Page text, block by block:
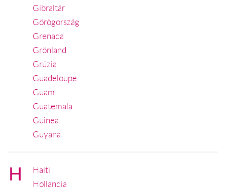
Gibraltár
Görögország
Grenada
Grönland
Grúzia
Guadeloupe
Guam
Guatemala
Guinea
Guyana
H
Haiti
Hollandia